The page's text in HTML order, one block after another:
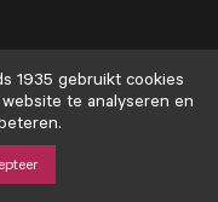
1935 gebruikt cookies
te analyseren en